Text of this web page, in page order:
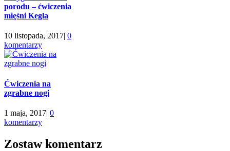
porodu – ćwiczenia
mięśni Kegla
10 listopada, 2017| 0
komentarzy
Ćwiczenia na
zgrabne nogi
1 maja, 2017| 0
komentarzy
Zostaw komentarz